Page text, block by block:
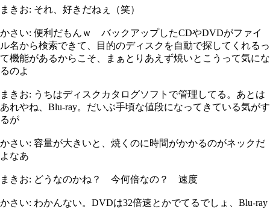
まきお: それ、好きだねぇ（笑）
かさい: 便利だもんｗ バックアップしたCDやDVDがファイ
ル名から検索できて、目的のディスクを自動で探してくれるっ
て機能があるからこそ、まぁとりあえず焼いとこうって気にな
るのよ
まきお: うちはディスクカタログソフトで管理してる。あとは
あれやね、Blu-ray。だいぶ手頃な値段になってきている気がす
るが
かさい: 容量が大きいと、焼くのに時間がかかるのがネックだ
よなあ
まきお: どうなのかね？ 今何倍なの？ 速度
かさい: わかんない。DVDは32倍速とかでてるでしょ、Blu-ray